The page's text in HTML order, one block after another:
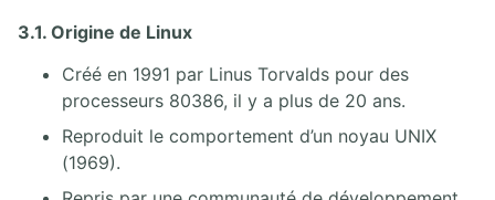
3.1. Origine de Linux
Créé en 1991 par Linus Torvalds pour des
processeurs 80386, il y a plus de 20 ans.
Reproduit le comportement d’un noyau UNIX
(1969).